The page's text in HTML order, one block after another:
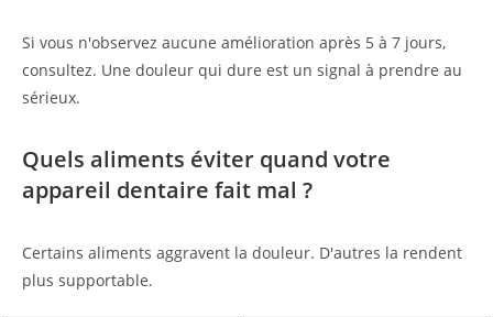
Si vous n'observez aucune amélioration après 5 à 7 jours,
consultez. Une douleur qui dure est un signal à prendre au
sérieux.
Quels aliments éviter quand votre
appareil dentaire fait mal ?
Certains aliments aggravent la douleur. D'autres la rendent
plus supportable.